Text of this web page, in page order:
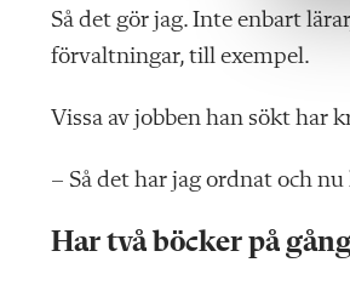
a
l
Så det gör jag. Inte enbart
förvaltningar, till exempel.
Vissa av jobben han sökt har
– Så det har jag ordnat och
Har två böcker på